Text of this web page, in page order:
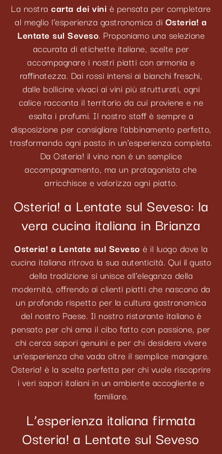
La nostracarta dei vini è pensata per completare
al meglio l’esperienza gastronomica di Osteria! a
Lentate sul Seveso. Proponiamo una selezione
accurata di etichette italiane, scelte per
accompagnare i nostri piatti con armonia e
raffinatezza. Dai rossi intensi ai bianchi freschi,
dalle bollicine vivaci ai vini più strutturati, ogni
calice racconta il territorio da cui proviene e ne
esalta i profumi. Il nostro staff è sempre a
disposizione per consigliare l’abbinamento perfetto,
trasformando ogni pasto in un’esperienza completa.
Da Osteria! il vino non è un semplice
accompagnamento, ma un protagonista che
arricchisce e valorizza ogni piatto.
Osteria! a Lentate sul Seveso: la
vera cucina italiana in Brianza
Osteria! a Lentate sul Seveso è il luogo dove la
cucina italiana ritrova la sua autenticità. Qui il gusto
della tradizione si unisce all’eleganza della
modernità, offrendo ai clienti piatti che nascono da
un profondo rispetto per la cultura gastronomica
del nostro Paese. Il nostro ristorante italiano è
pensato per chi ama il cibo fatto con passione, per
chi cerca sapori genuini e per chi desidera vivere
un’esperienza che vada oltre il semplice mangiare.
Osteria! è la scelta perfetta per chi vuole riscoprire
i veri sapori italiani in un ambiente accogliente e
familiare.
L’esperienza italiana firmata
Osteria! a Lentate sul Seveso